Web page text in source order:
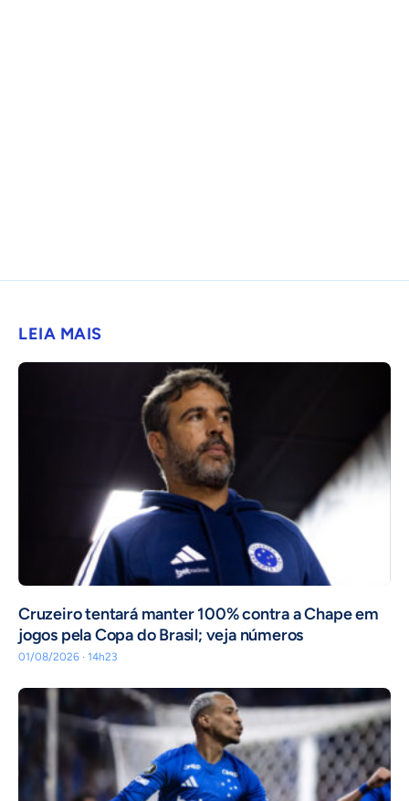
LEIA MAIS
Cruzeiro tentará manter 100% contra a Chape em
jogos pela Copa do Brasil; veja números
01/08/2026 · 14h23